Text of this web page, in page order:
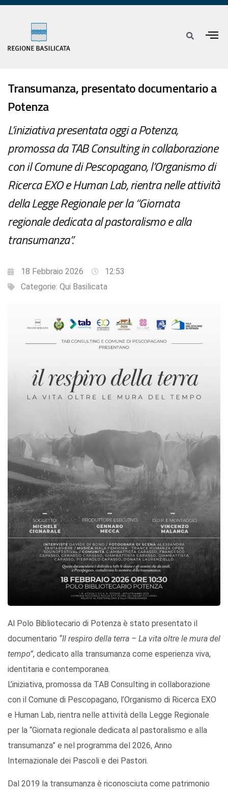
Transumanza, presentato documentario a
Potenza
L’iniziativa presentata oggi a Potenza,
promossa da TAB Consulting in collaborazione
con il Comune di Pescopagano, l’Organismo di
Ricerca EXO e Human Lab, rientra nelle attività
della Legge Regionale per la “Giornata
regionale dedicata al pastoralismo e alla
transumanza”.
18 Febbraio 2026
12:53
Categorie: Qui Basilicata
Al Polo Bibliotecario di Potenza è stato presentato il
documentario “Il respiro della terra – La vita oltre le mura del
tempo”, dedicato alla transumanza come esperienza viva,
identitaria e contemporanea.
L’iniziativa, promossa da TAB Consulting in collaborazione
con il Comune di Pescopagano, l’Organismo di Ricerca EXO
e Human Lab, rientra nelle attività della Legge Regionale
per la “Giornata regionale dedicata al pastoralismo e alla
transumanza” e nel programma del 2026, Anno
Internazionale dei Pascoli e dei Pastori.
Dal 2019 la transumanza è riconosciuta come patrimonio